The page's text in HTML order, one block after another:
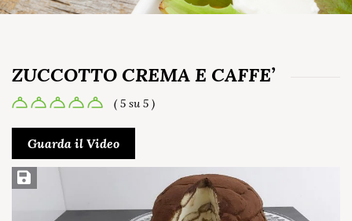
ZUCCOTTO CREMA E CAFFE’
( 5 su 5 )
Guarda il Video
Salva ricetta